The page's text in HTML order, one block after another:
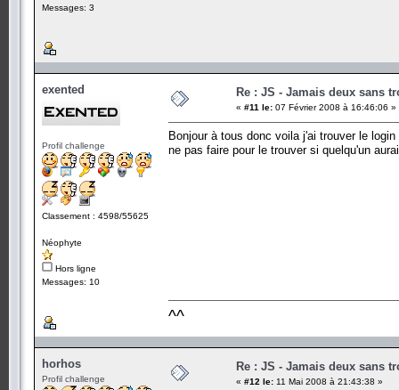
Messages: 3
exented
Profil challenge
Classement : 4598/55625
Néophyte
Hors ligne
Messages: 10
Re : JS - Jamais deux sans
« #11 le: 07 Février 2008 à 16:46:06 »
Bonjour à tous donc voila j'ai trouver le
ne pas faire pour le trouver si quelqu'un
^^
horhos
Profil challenge
Re : JS - Jamais deux sans
« #12 le: 11 Mai 2008 à 21:43:38 »